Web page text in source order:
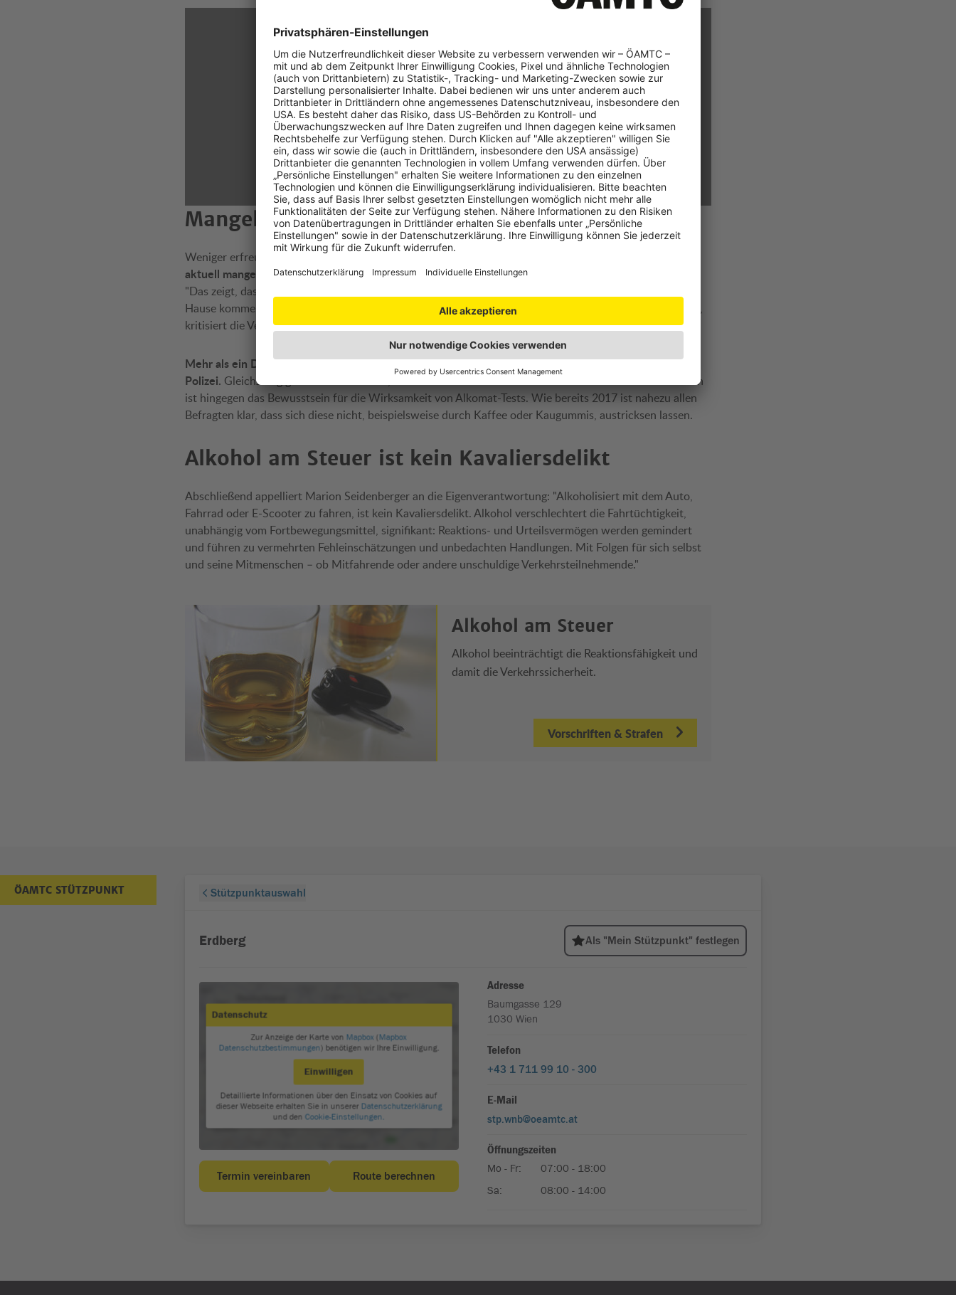
Datenschutz
Zur Anzeige von Werbung benötigen wir Ihre Zustimmung.
Einwilligen
Detaillierte Informationen über den Einsatz von Cookies auf dieser Webseite
erhalten Sie in unsererDatenschutzerklärung und denCookie-Einstellungen.
Mangelnde Alternativen
Weniger erfreulich ist hingegen eine andere Entwicklung:
aktuell mangelnde Alternativen als Grund für eine alkoholisierte Fahrt
"Das zeigt, dass sich weniger Menschen vorab überlegen, wie sie nach dem Alkoholkonsum sicher nach
Hause kommen, etwa indem sie sich abholen lassen, mit dem Taxi fahren oder in der Nähe übernachten",
kritisiert die Verkehrspsychologin.
Mehr als ein Drittel der Befragten kam in den vergangenen fünf Jahren in eine Alkohol-Kontrolle der
Polizei. Gleichzeitig gaben 66 Prozent an, bisher noch nie kontrolliert worden zu sein. Unverändert hoch
ist hingegen das Bewusstsein für die Wirksamkeit von Alkomat-Tests. Wie bereits 2017 ist nahezu allen
Befragten klar, dass sich diese nicht, beispielsweise durch Kaffee oder Kaugummis, austricksen lassen.
Alkohol am Steuer ist kein Kavaliersdelikt
Abschließend appelliert Marion Seidenberger an die Eigenverantwortung: "Alkoholisiert mit dem Auto,
Fahrrad oder E-Scooter zu fahren, ist kein Kavaliersdelikt. Alkohol verschlechtert die Fahrtüchtigkeit,
unabhängig vom Fortbewegungsmittel, signifikant: Reaktions- und Urteilsvermögen werden gemindert
und führen zu vermehrten Fehleinschätzungen und unbedachten Handlungen. Mit Folgen für sich selbst
und seine Mitmenschen – ob Mitfahrende oder andere unschuldige Verkehrsteilnehmende."
Alkohol am Steuer
Alkohol beeinträchtigt die Reaktionsfähigkeit und
damit die Verkehrssicherheit.
Vorschriften & Strafen
ÖAMTC STÜTZPUNKT